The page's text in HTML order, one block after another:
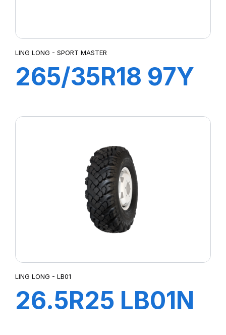
LING LONG - SPORT MASTER
265/35R18 97Y
LING LONG - LB01
26.5R25 LB01N